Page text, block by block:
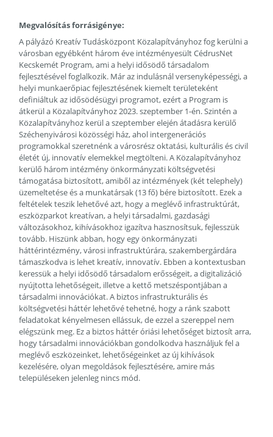
Megvalósítás forrásigénye:
A pályázó Kreatív Tudásközpont Közalapítványhoz fog kerülni a
városban egyébként három éve intézményesült CédrusNet
Kecskemét Program, ami a helyi idősödő társadalom
fejlesztésével foglalkozik. Már az indulásnál versenyképességi, a
helyi munkaerőpiac fejlesztésének kiemelt területeként
definiáltuk az idősödésügyi programot, ezért a Program is
átkerül a Közalapítványhoz 2023. szeptember 1-én. Szintén a
Közalapítványhoz kerül a szeptember elején átadásra kerülő
Széchenyivárosi közösségi ház, ahol intergenerációs
programokkal szeretnénk a városrész oktatási, kulturális és civil
életét új, innovatív elemekkel megtölteni. A Közalapítványhoz
kerülő három intézmény önkormányzati költségvetési
támogatása biztosított, amiből az intézmények (két telephely)
üzemeltetése és a munkatársak (13 fő) bére biztosított. Ezek a
feltételek teszik lehetővé azt, hogy a meglévő infrastruktúrát,
eszközparkot kreatívan, a helyi társadalmi, gazdasági
változásokhoz, kihívásokhoz igazítva hasznosítsuk, fejlesszük
tovább. Hiszünk abban, hogy egy önkormányzati
háttérintézmény, városi infrastruktúrára, szakembergárdára
támaszkodva is lehet kreatív, innovatív. Ebben a kontextusban
keressük a helyi idősödő társadalom erősségeit, a digitalizáció
nyújtotta lehetőségeit, illetve a kettő metszéspontjában a
társadalmi innovációkat. A biztos infrastrukturális és
költségvetési háttér lehetővé tehetné, hogy a ránk szabott
feladatokat kényelmesen ellássuk, de ezzel a szereppel nem
elégszünk meg. Ez a biztos háttér óriási lehetőséget biztosít arra,
hogy társadalmi innovációkban gondolkodva használjuk fel a
meglévő eszközeinket, lehetőségeinket az új kihívások
kezelésére, olyan megoldások fejlesztésére, amire más
településeken jelenleg nincs mód.